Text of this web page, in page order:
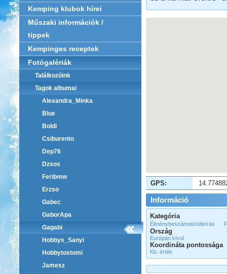
Kemping klubok hírei
Műszaki információk /
tippek
Kempinges receptek
Fotógalériák
Találkozóink
Tagok albumai
Alexandra_Minka
Blue
Boldi
Csiburento
Dep76
Dzsos
Feribmw
Erzso
Gabec
GaborApa
Gagabi
Hobbys_Sanyi
Hobbytostomi
Jamesz
GPS:
Információ
Kategória
Élménybeszámoló/útleírás
Ország
Európán kívül
Koordináta pontossága
Kb. érték